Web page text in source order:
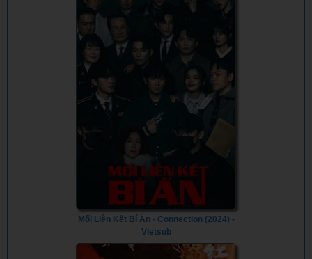
Mối Liên Kết Bí Ẩn - Connection (2024) -
Vietsub